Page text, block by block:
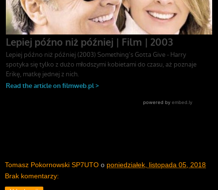
Tomasz Pokornowski SP7UTO o poniedziałek, listopada 05, 2018
Brak komentarzy: